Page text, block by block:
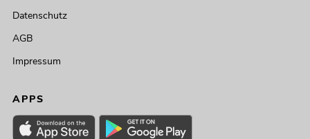
Datenschutz
AGB
Impressum
APPS